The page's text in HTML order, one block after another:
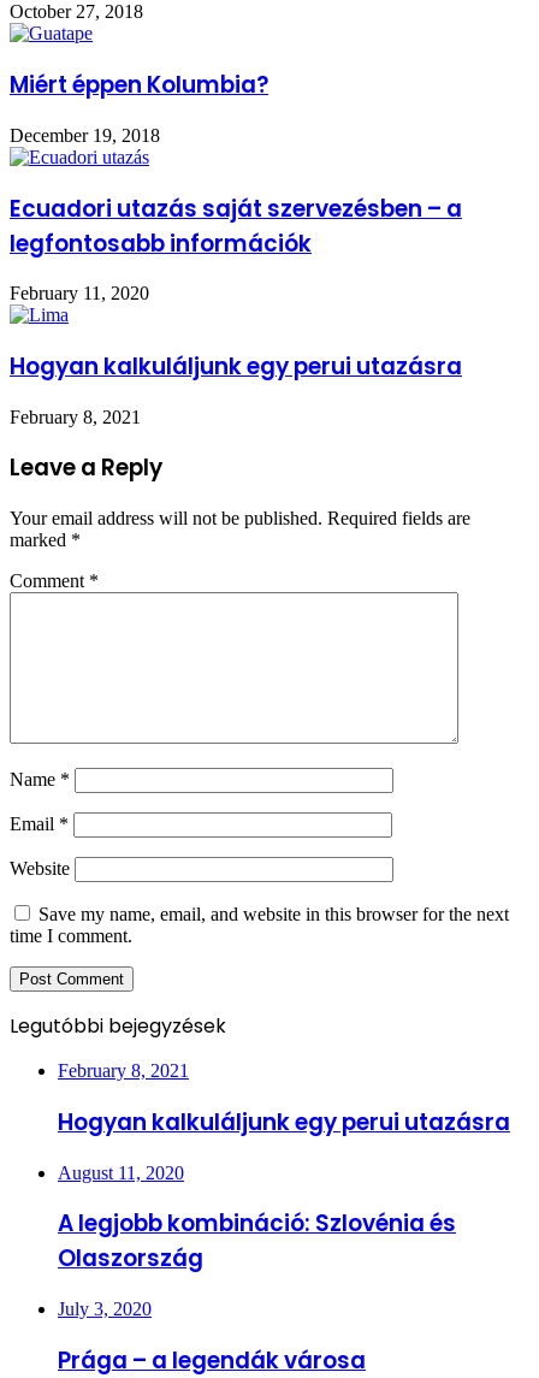
October 27, 2018
Miért éppen Kolumbia?
December 19, 2018
Ecuadori utazás saját szervezésben – a
legfontosabb információk
February 11, 2020
Hogyan kalkuláljunk egy perui utazásra
February 8, 2021
Leave a Reply
Your email address will not be published. Required fields are
marked *
Comment *
Name *
Email *
Website
Save my name, email, and website in this browser for the next
time I comment.
Legutóbbi bejegyzések
February 8, 2021
Hogyan kalkuláljunk egy perui utazásra
August 11, 2020
A legjobb kombináció: Szlovénia és
Olaszország
July 3, 2020
Prága – a legendák városa